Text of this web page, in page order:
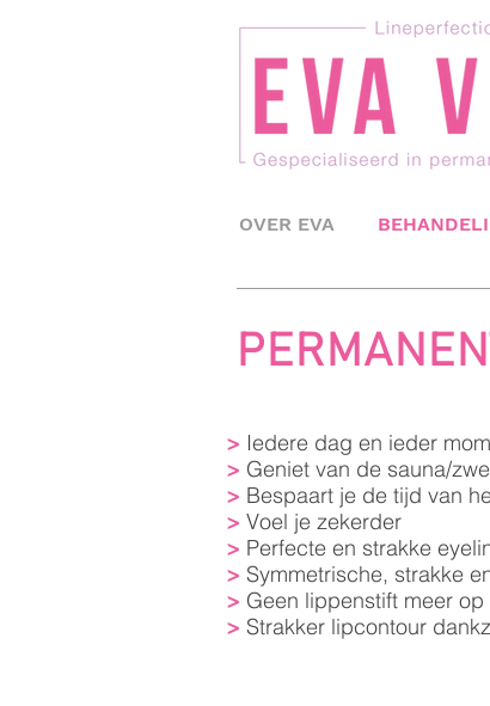
OVER EVA
> Iedere dag en ieder
> Geniet van de sauna/
> Bespaart je de tijd van
> Voel je zekerder
> Perfecte en strakke
> Symmetrische, strakke
> Geen lippenstift meer
> Strakker lipcontour